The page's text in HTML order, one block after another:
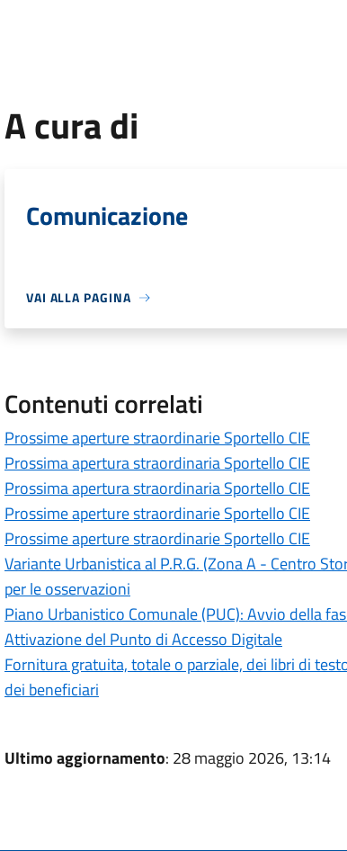
A cura di
Comunicazione
VAI ALLA PAGINA
Contenuti correlati
Prossime aperture straordinarie Sportello CIE
Prossima apertura straordinaria Sportello CIE
Prossima apertura straordinaria Sportello CIE
Prossime aperture straordinarie Sportello CIE
Prossime aperture straordinarie Sportello CIE
Variante Urbanistica al P.R.G. (Zona A - Centro
per le osservazioni
Piano Urbanistico Comunale (PUC): Avvio della
Attivazione del Punto di Accesso Digitale
Fornitura gratuita, totale o parziale, dei libri di
dei beneficiari
Ultimo aggiornamento: 28 maggio 2026, 13:14